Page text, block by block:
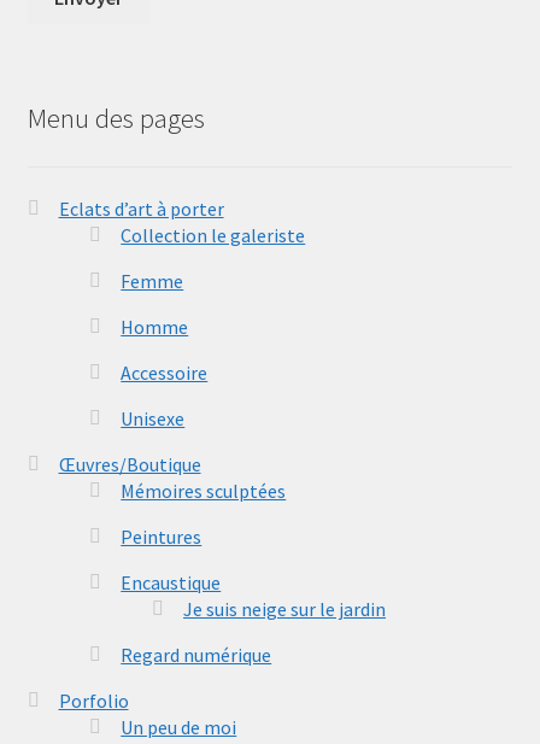
Menu des pages
Eclats d’art à porter
Collection le galeriste
Femme
Homme
Accessoire
Unisexe
Œuvres/Boutique
Mémoires sculptées
Peintures
Encaustique
Je suis neige sur le jardin
Regard numérique
Porfolio
Un peu de moi